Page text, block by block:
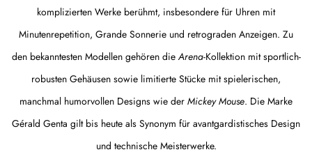
komplizierten Werke berühmt, insbesondere für Uhren mit
Minutenrepetition, Grande Sonnerie und retrograden Anzeigen. Zu
den bekanntesten Modellen gehören dieArena-Kollektion mit sportlich-
robusten Gehäusen sowie limitierte Stücke mit spielerischen,
manchmal humorvollen Designs wie der Mickey Mouse. Die Marke
Gérald Genta gilt bis heute als Synonym für avantgardistisches Design
und technische Meisterwerke.